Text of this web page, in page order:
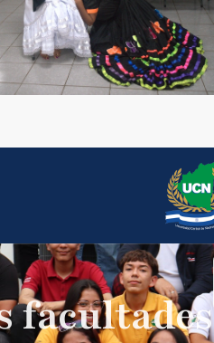
facultades